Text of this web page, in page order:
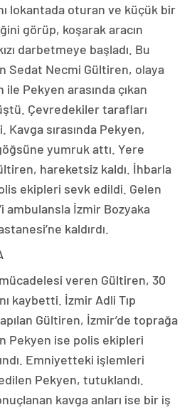
lokantada oturan ve küçük bir
görüp, koşarak aracın
darbetmeye başladı. Bu
Sedat Necmi Gültiren, olaya
Pekyen arasında çıkan
Çevredekiler tarafları
Kavga sırasında Pekyen,
yumruk attı. Yere
hareketsiz kaldı. İhbarla
ekipleri sevk edildi. Gelen
ambulansla İzmir Bozyaka
kaldırdı.
veren Gültiren, 30
kaybetti. İzmir Adli Tıp
Gültiren, İzmir’de toprağa
Pekyen ise polis ekipleri
Emniyetteki işlemleri
Pekyen, tutuklandı.
kavga anları ise bir iş